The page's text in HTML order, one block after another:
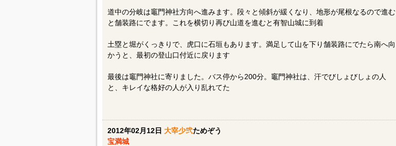
道中の分岐は竈門神社方向へ進みます。段々と傾斜が緩くなり、地形が尾根なるので進む
と舗装路にでます。これを横切り再び山道を進むと有智山城に到着
土塁と堀がくっきりで、虎口に石垣もあります。満足して山を下り舗装路にでたら南へ向
かうと、最初の登山口付近に戻ります
最後は竈門神社に寄りました。バス停から200分。竈門神社は、汗でびしょびしょの人
と、キレイな格好の人が入り乱れてた
2012年02月12日 大宰少弐ためぞう
宝満城